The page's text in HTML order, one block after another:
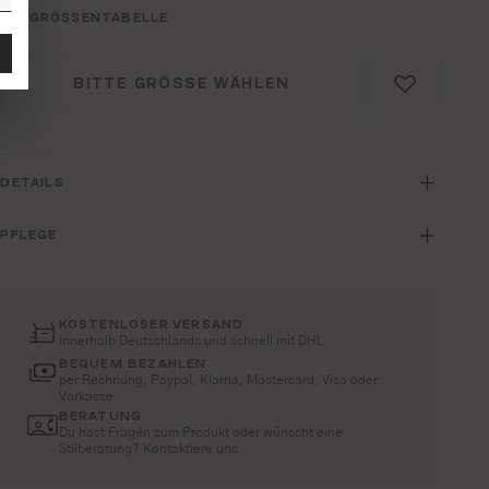
GRÖSSENTABELLE
BITTE GRÖSSE WÄHLEN
DETAILS
PFLEGE
KOSTENLOSER VERSAND
innerhalb Deutschlands und schnell mit DHL
BEQUEM BEZAHLEN
per Rechnung, Paypal, Klarna, Mastercard, Visa oder
Vorkasse
BERATUNG
Du hast Fragen zum Produkt oder wünscht eine
Stilberatung? Kontaktiere uns